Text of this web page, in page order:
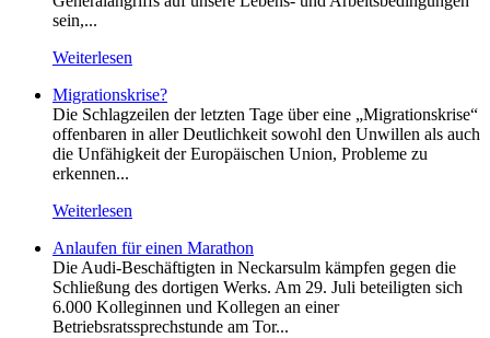
sein,...
Weiterlesen
Migrationskrise?
Die Schlagzeilen der letzten Tage über eine „Migrationskrise“
offenbaren in aller Deutlichkeit sowohl den Unwillen als auch
die Unfähigkeit der Europäischen Union, Probleme zu
erkennen...
Weiterlesen
Anlaufen für einen Marathon
Die Audi-Beschäftigten in Neckarsulm kämpfen gegen die
Schließung des dortigen Werks. Am 29. Juli beteiligten sich
6.000 Kolleginnen und Kollegen an einer
Betriebsratssprechstunde am Tor...